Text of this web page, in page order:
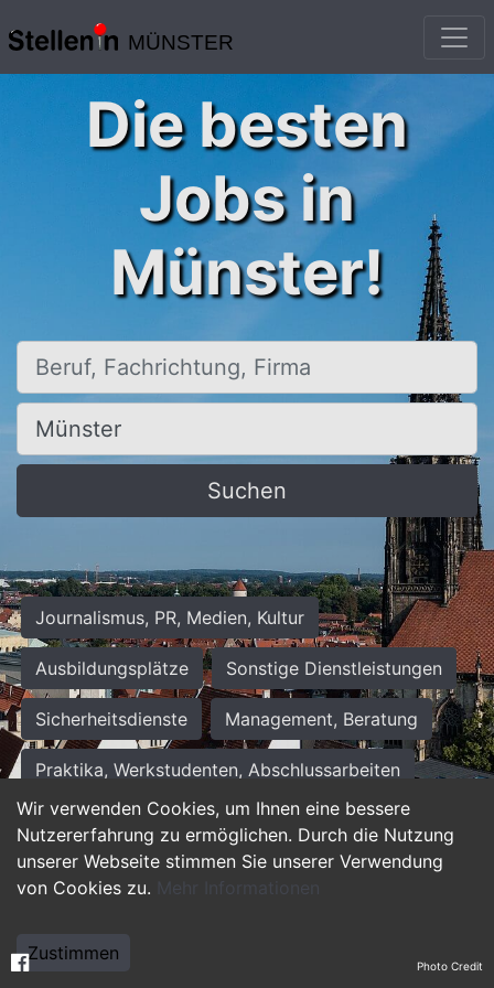
MÜNSTER
Wir verwenden Cookies, um Ihnen eine bessere
Nutzererfahrung zu ermöglichen. Durch die Nutzung
unserer Webseite stimmen Sie unserer Verwendung
von Cookies zu. Mehr Informationen
Zustimmen
Die besten
Jobs in
Münster!
Beruf, Fachrichtung, Firma
Ort, Stadt
Suchen
Journalismus, PR, Medien, Kultur
Ausbildungsplätze Sonstige Dienstleistungen
Sicherheitsdienste Management, Beratung
Praktika, Werkstudenten, Abschlussarbeiten
Personalwesen Assistenz, Sekretariat
Hilfskräfte, Aushilfs- und Nebenjobs
Weiterbildung, Studium, duale Ausbildung Photo Credit